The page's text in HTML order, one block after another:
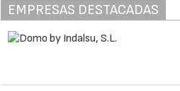
EMPRESAS DESTACADAS